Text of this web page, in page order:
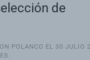
de
POLANCO EL 30 JULIO
.